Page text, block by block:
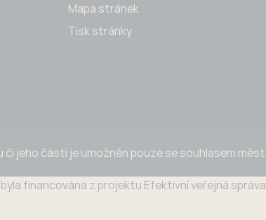
Mapa stránek
Tisk stránky
jeho části je umožněn pouze se souhlasem
financována z projektu Efektivní veřejná